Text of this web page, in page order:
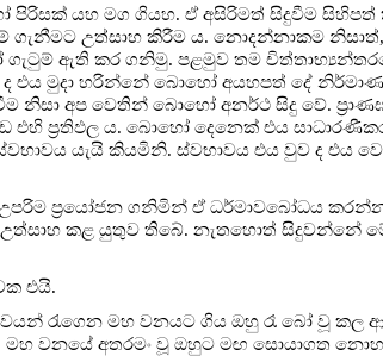
පිරිසක් යහ මග ගියහ. ඒ අසිරිමත් සිදුවීම සිහිපත්
උත්සාහ කිරීම ය. නොදන්නාකම
ඇති කර ගනිමු. පළමුව තම
එය මුදා හරින්නේ බොහෝ අයහපත් දේ
නිසා අප වෙතින් බොහෝ අනර්ථ සිදු වේ.
එහි ප්‍රතිඵල ය. බොහෝ දෙනෙක් එය
ස්වභාවය යැයි කියමිනි. ස්වභාවය එය වුව ද එය
ප්‍රයෝජන ගනිමින් ඒ ධර්මාවබෝධය
කළ යුතුව තිබේ. නැතහොත් සිදුවන්නේ
එයි.
රැගෙන මහ වනයට ගිය ඔහු රෑ බෝ වූ කල
මහ වනයේ අතරමං වූ ඔහුට මඟ සොයාගත